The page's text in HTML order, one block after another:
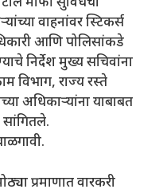
वाहनांवर स्टिकर्स
आणि पोलिसांकडे
निर्देश मुख्य सचिवांना
विभाग, राज्य रस्ते
अधिकाऱ्यांना याबाबत
सांगितले.
प्रमाणात वारकरी